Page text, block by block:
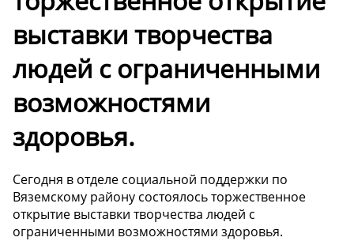
выставки творчества
людей с ограниченными
возможностями
здоровья.
Сегодня в отделе социальной поддержки по
Вяземскому району состоялось торжественное
открытие выставки творчества людей с
ограниченными возможностями здоровья.